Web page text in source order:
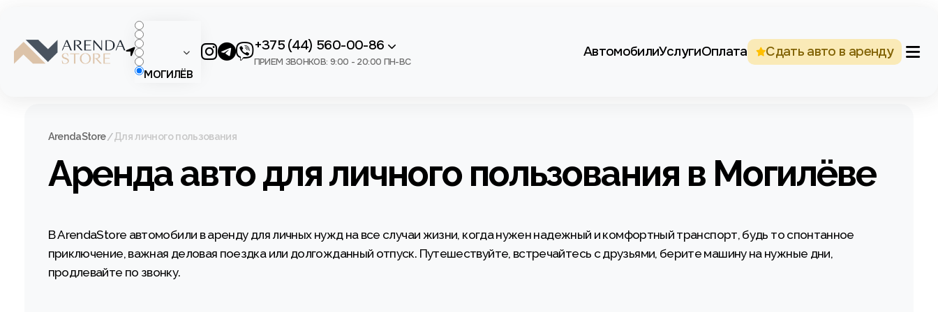
МОГИЛЁВ
+375 (44) 560-00-86
ПРИЕМ ЗВОНКОВ: 9:00 - 20:00 ПН-ВС
АвтомобилиУслугиОплата Сдать авто в аренду
ArendaStore Для личного пользования
Аренда авто для личного пользования в Могилёве
В ArendaStore автомобили в аренду для личных нужд на все случаи жизни, когда нужен надежный и комфортный транспорт, будь то спонтанное
приключение, важная деловая поездка или долгожданный отпуск. Путешествуйте, встречайтесь с друзьями, берите машину на нужные дни,
продлевайте по звонку.